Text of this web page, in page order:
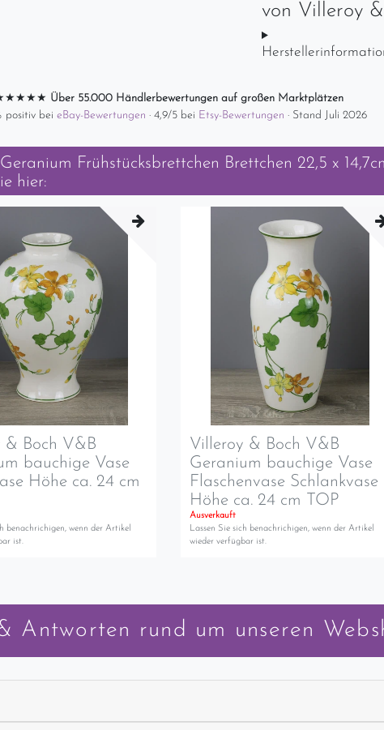
von Villeroy
Über 55.000 Händlerbewertungen auf großen Marktplätzen
positiv bei eBay-Bewertungen · 4,9/5 bei Etsy-Bewertungen · Stand Juli 2026
Frühstücksbrettchen Brettchen 22,5 x
hier:
& Boch V&B
bauchige Vase
Höhe ca. 24 cm
benachrichigen, wenn der Artikel
ist.
Villeroy & Boch V&B
Geranium bauchige Vase
Flaschenvase Schlankvase
Höhe ca. 24 cm TOP
Ausverkauft
Lassen Sie sich benachrichigen, wenn der Artikel
wieder verfügbar ist.
Antworten rund um unseren